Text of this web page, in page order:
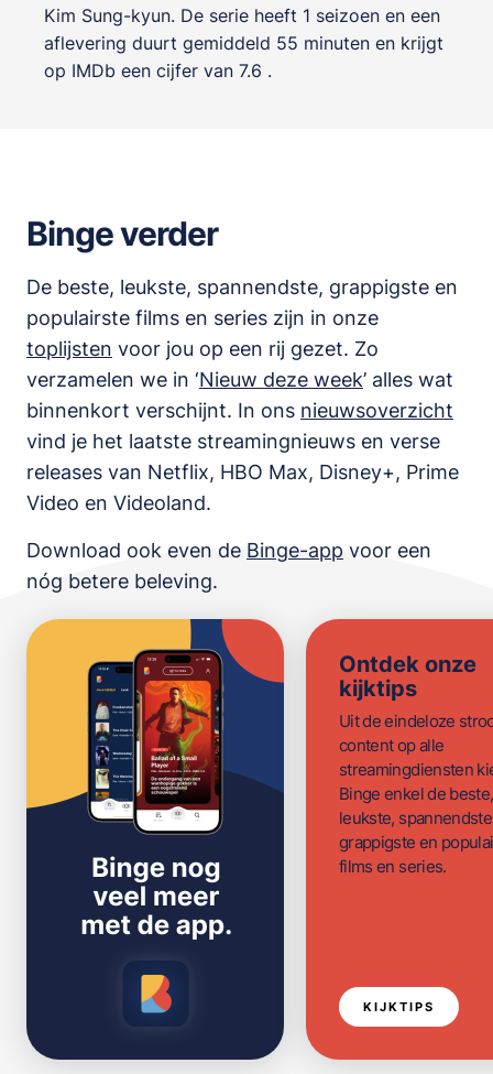
Kim Sung-kyun. De serie heeft 1 seizoen en een
aflevering duurt gemiddeld 55 minuten en krijgt
op IMDb een cijfer van 7.6 .
Binge verder
De beste, leukste, spannendste, grappigste en
populairste films en series zijn in onze
toplijsten voor jou op een rij gezet. Zo
verzamelen we in ‘Nieuw deze week’ alles wat
binnenkort verschijnt. In ons nieuwsoverzicht
vind je het laatste streamingnieuws en verse
releases van Netflix, HBO Max, Disney+, Prime
Video en Videoland.
Download ook even de Binge-app voor een
nóg betere beleving.
Ontdek onze
kijktips
Uit de eindeloze
content op alle
streamingdiensten
Binge enkel de beste,
leukste,
grappigste en
films en series.
KIJKTIPS